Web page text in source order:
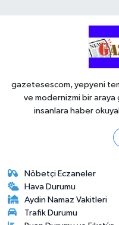
gazetesescom, yepyeni
ve modernizmi bir araya
insanlara haber
Nöbetçi Eczaneler
Hava Durumu
Aydin Namaz Vakitleri
Trafik Durumu